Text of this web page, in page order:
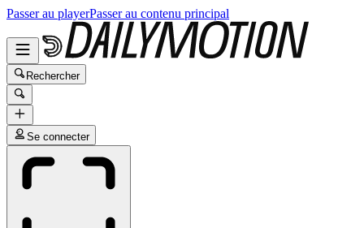
Passer au playerPasser au contenu principal
Rechercher
Se connecter